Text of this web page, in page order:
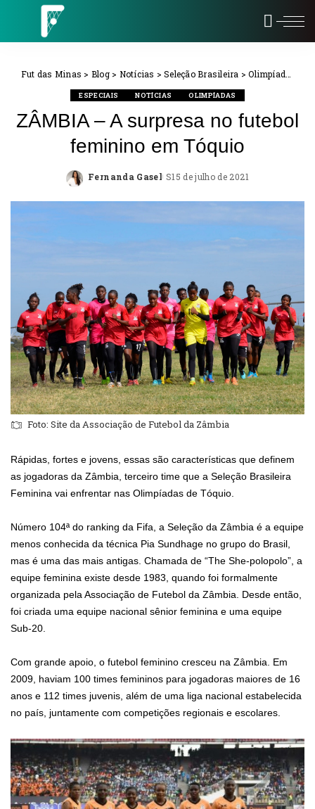
Fut das Minas > Blog> Notícias >Seleção Brasileira >Olimpíadas
ESPECIAIS NOTÍCIAS OLIMPÍADAS
ZÂMBIA – A surpresa no futebol
feminino em Tóquio
Posted
Fernanda Gasel 15 de julho de 2021
Foto: Site da Associação de Futebol da Zâmbia
Rápidas, fortes e jovens, essas são características que definem
as jogadoras da Zâmbia, terceiro time que a Seleção Brasileira
Feminina vai enfrentar nas Olimpíadas de Tóquio.
Número 104ª do ranking da Fifa, a Seleção da Zâmbia é a equipe
menos conhecida da técnica Pia Sundhage no grupo do Brasil,
mas é uma das mais antigas. Chamada de “The She-polopolo”, a
equipe feminina existe desde 1983, quando foi formalmente
organizada pela Associação de Futebol da Zâmbia. Desde então,
foi criada uma equipe nacional sênior feminina e uma equipe
Sub-20.
Com grande apoio, o futebol feminino cresceu na Zâmbia. Em
2009, haviam 100 times femininos para jogadoras maiores de 16
anos e 112 times juvenis, além de uma liga nacional estabelecida
no país, juntamente com competições regionais e escolares.